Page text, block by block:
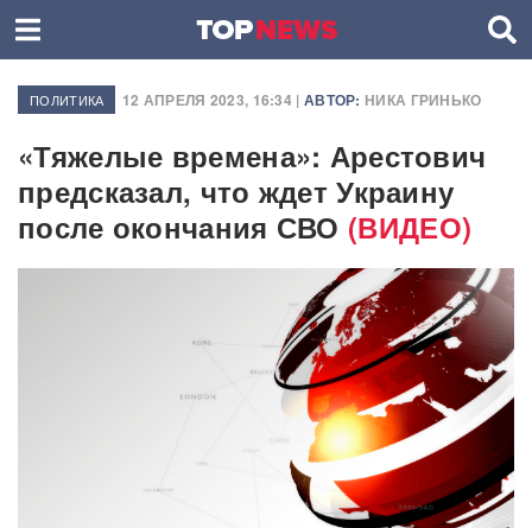
ПОЛИТИКА 12 АПРЕЛЯ 2023, 16:34 | АВТОР: НИКА ГРИНЬКО
«Тяжелые времена»: Арестович
предсказал, что ждет Украину
после окончания СВО (ВИДЕО)